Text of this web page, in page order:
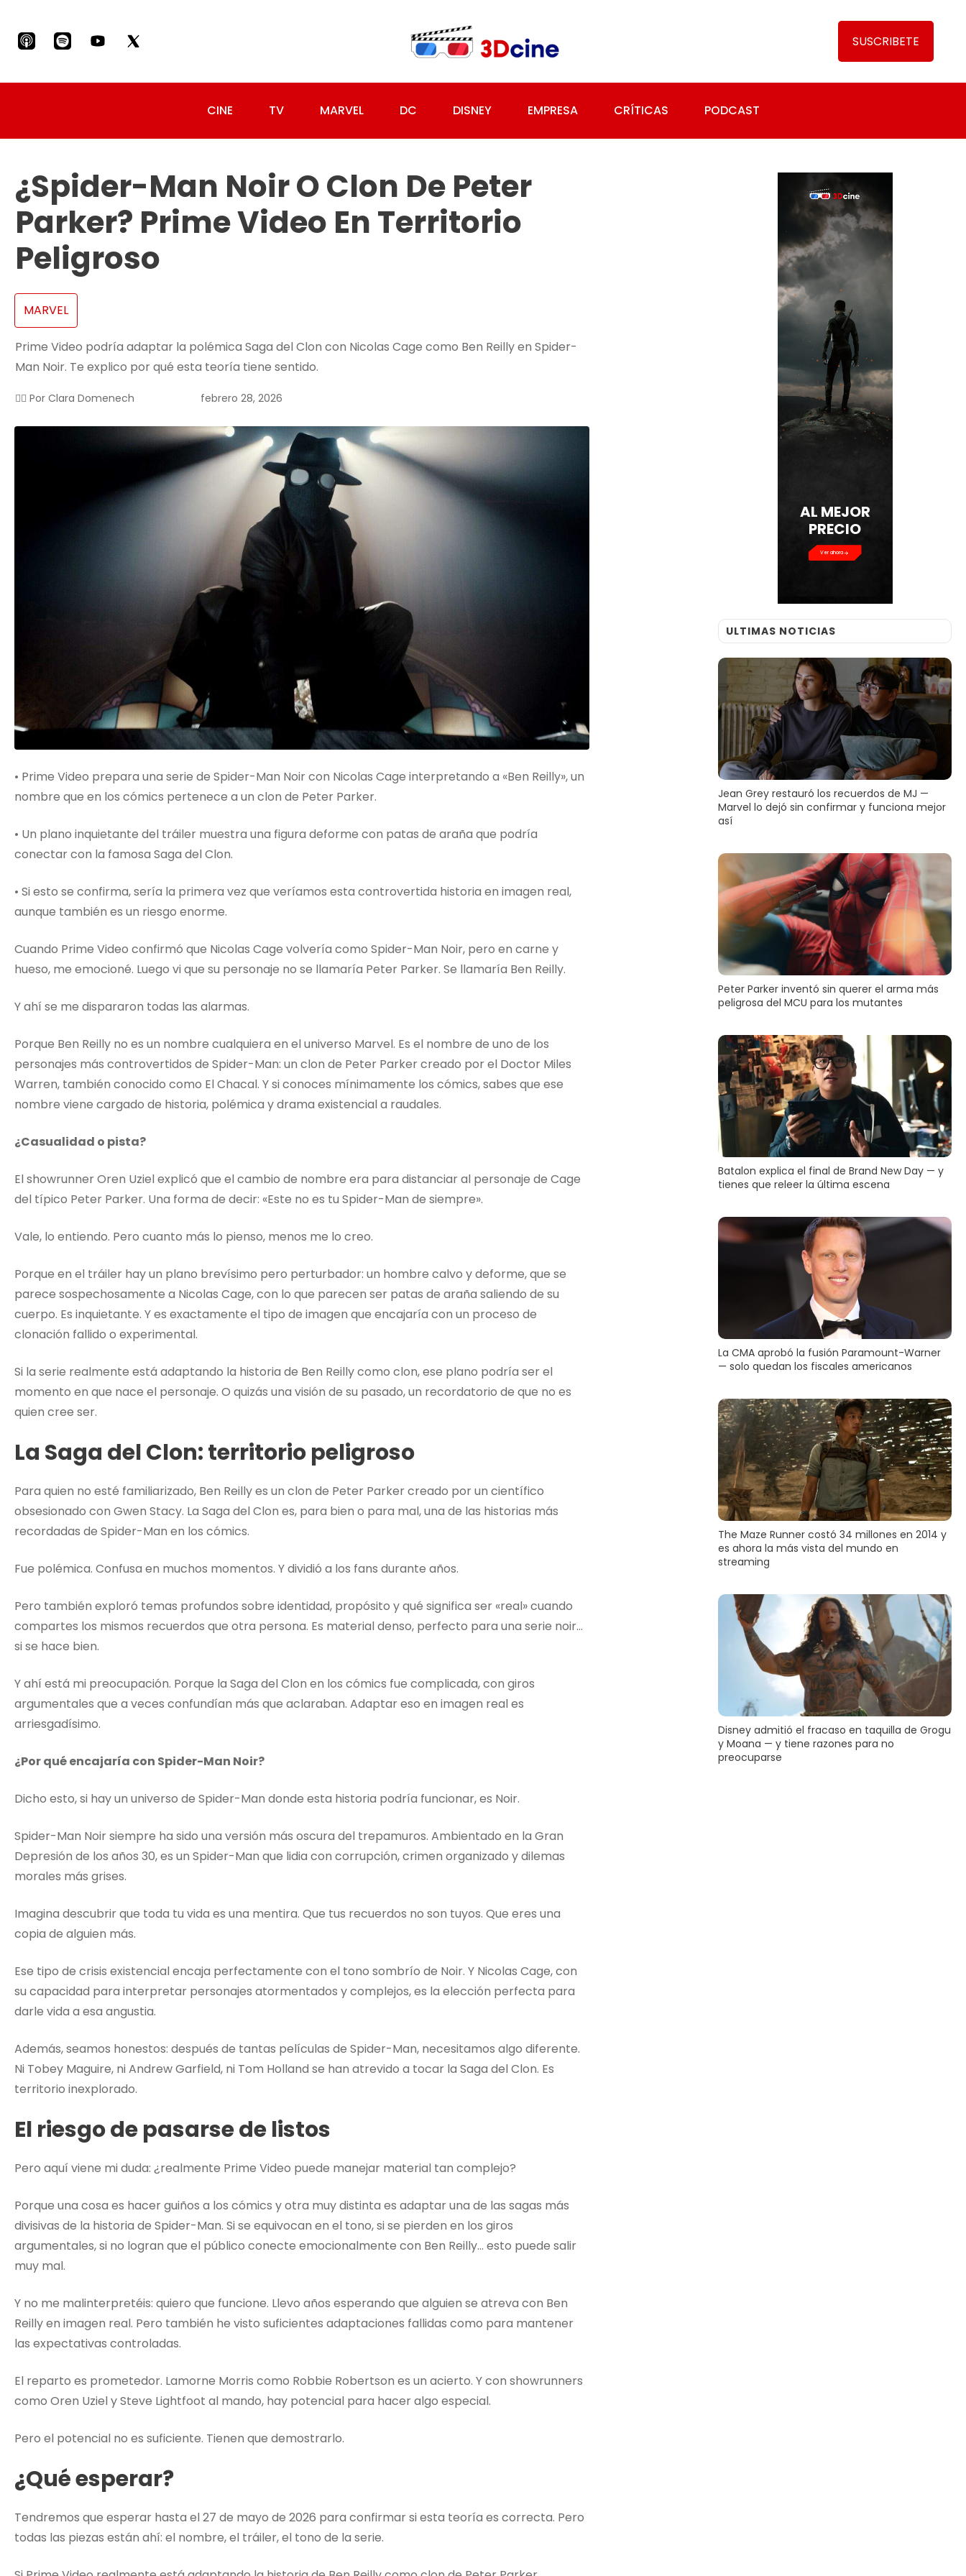
SUSCRIBETE
CINE TV MARVEL DC DISNEY EMPRESA CRÍTICAS PODCAST
¿Spider-Man Noir O Clon De Peter
Parker? Prime Video En Territorio
Peligroso
MARVEL
Prime Video podría adaptar la polémica Saga del Clon con Nicolas Cage como Ben Reilly en Spider-
Man Noir. Te explico por qué esta teoría tiene sentido.
✍🏻 Por Clara Domenech febrero 28, 2026
• Prime Video prepara una serie de Spider-Man Noir con Nicolas Cage interpretando a «Ben Reilly», un
nombre que en los cómics pertenece a un clon de Peter Parker.
• Un plano inquietante del tráiler muestra una figura deforme con patas de araña que podría
conectar con la famosa Saga del Clon.
• Si esto se confirma, sería la primera vez que veríamos esta controvertida historia en imagen real,
aunque también es un riesgo enorme.
Cuando Prime Video confirmó que Nicolas Cage volvería como Spider-Man Noir, pero en carne y
hueso, me emocioné. Luego vi que su personaje no se llamaría Peter Parker. Se llamaría Ben Reilly.
Y ahí se me dispararon todas las alarmas.
Porque Ben Reilly no es un nombre cualquiera en el universo Marvel. Es el nombre de uno de los
personajes más controvertidos de Spider-Man: un clon de Peter Parker creado por el Doctor Miles
Warren, también conocido como El Chacal. Y si conoces mínimamente los cómics, sabes que ese
nombre viene cargado de historia, polémica y drama existencial a raudales.
¿Casualidad o pista?
El showrunner Oren Uziel explicó que el cambio de nombre era para distanciar al personaje de Cage
del típico Peter Parker. Una forma de decir: «Este no es tu Spider-Man de siempre».
Vale, lo entiendo. Pero cuanto más lo pienso, menos me lo creo.
Porque en el tráiler hay un plano brevísimo pero perturbador: un hombre calvo y deforme, que se
parece sospechosamente a Nicolas Cage, con lo que parecen ser patas de araña saliendo de su
cuerpo. Es inquietante. Y es exactamente el tipo de imagen que encajaría con un proceso de
clonación fallido o experimental.
Si la serie realmente está adaptando la historia de Ben Reilly como clon, ese plano podría ser el
momento en que nace el personaje. O quizás una visión de su pasado, un recordatorio de que no es
quien cree ser.
La Saga del Clon: territorio peligroso
Para quien no esté familiarizado, Ben Reilly es un clon de Peter Parker creado por un científico
obsesionado con Gwen Stacy. La Saga del Clon es, para bien o para mal, una de las historias más
recordadas de Spider-Man en los cómics.
Fue polémica. Confusa en muchos momentos. Y dividió a los fans durante años.
Pero también exploró temas profundos sobre identidad, propósito y qué significa ser «real» cuando
compartes los mismos recuerdos que otra persona. Es material denso, perfecto para una serie noir…
si se hace bien.
Y ahí está mi preocupación. Porque la Saga del Clon en los cómics fue complicada, con giros
argumentales que a veces confundían más que aclaraban. Adaptar eso en imagen real es
arriesgadísimo.
¿Por qué encajaría con Spider-Man Noir?
Dicho esto, si hay un universo de Spider-Man donde esta historia podría funcionar, es Noir.
Spider-Man Noir siempre ha sido una versión más oscura del trepamuros. Ambientado en la Gran
Depresión de los años 30, es un Spider-Man que lidia con corrupción, crimen organizado y dilemas
morales más grises.
Imagina descubrir que toda tu vida es una mentira. Que tus recuerdos no son tuyos. Que eres una
copia de alguien más.
Ese tipo de crisis existencial encaja perfectamente con el tono sombrío de Noir. Y Nicolas Cage, con
su capacidad para interpretar personajes atormentados y complejos, es la elección perfecta para
darle vida a esa angustia.
Además, seamos honestos: después de tantas películas de Spider-Man, necesitamos algo diferente.
Ni Tobey Maguire, ni Andrew Garfield, ni Tom Holland se han atrevido a tocar la Saga del Clon. Es
territorio inexplorado.
El riesgo de pasarse de listos
Pero aquí viene mi duda: ¿realmente Prime Video puede manejar material tan complejo?
Porque una cosa es hacer guiños a los cómics y otra muy distinta es adaptar una de las sagas más
divisivas de la historia de Spider-Man. Si se equivocan en el tono, si se pierden en los giros
argumentales, si no logran que el público conecte emocionalmente con Ben Reilly… esto puede salir
muy mal.
Y no me malinterpretéis: quiero que funcione. Llevo años esperando que alguien se atreva con Ben
Reilly en imagen real. Pero también he visto suficientes adaptaciones fallidas como para mantener
las expectativas controladas.
El reparto es prometedor. Lamorne Morris como Robbie Robertson es un acierto. Y con showrunners
como Oren Uziel y Steve Lightfoot al mando, hay potencial para hacer algo especial.
Pero el potencial no es suficiente. Tienen que demostrarlo.
¿Qué esperar?
Tendremos que esperar hasta el 27 de mayo de 2026 para confirmar si esta teoría es correcta. Pero
todas las piezas están ahí: el nombre, el tráiler, el tono de la serie.
AL MEJOR
PRECIO
ULTIMAS NOTICIAS
Jean Grey restauró los recuerdos de MJ —
Marvel lo dejó sin confirmar y funciona mejor
así
Peter Parker inventó sin querer el arma más
peligrosa del MCU para los mutantes
Batalon explica el final de Brand New Day — y
tienes que releer la última escena
La CMA aprobó la fusión Paramount-Warner
— solo quedan los fiscales americanos
The Maze Runner costó 34 millones en 2014 y
es ahora la más vista del mundo en
streaming
Disney admitió el fracaso en taquilla de Grogu
y Moana — y tiene razones para no
preocuparse